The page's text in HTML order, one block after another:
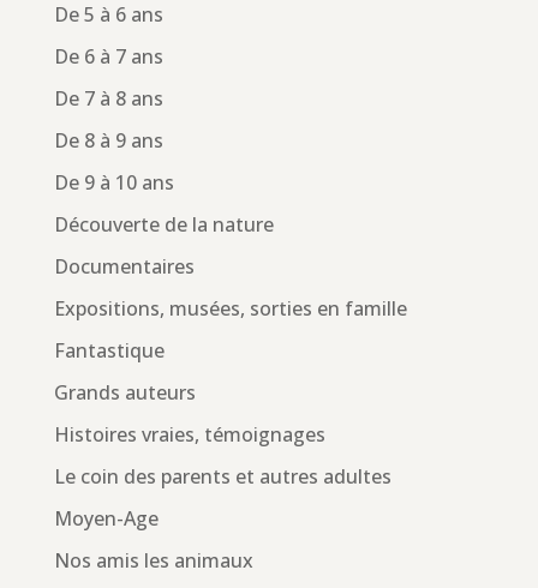
De 5 à 6 ans
De 6 à 7 ans
De 7 à 8 ans
De 8 à 9 ans
De 9 à 10 ans
Découverte de la nature
Documentaires
Expositions, musées, sorties en famille
Fantastique
Grands auteurs
Histoires vraies, témoignages
Le coin des parents et autres adultes
Moyen-Age
Nos amis les animaux